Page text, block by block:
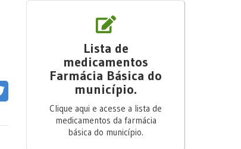
Lista de
medicamentos
Farmácia Básica do
município.
Clique aqui e acesse a lista de
medicamentos da farmácia
básica do município.